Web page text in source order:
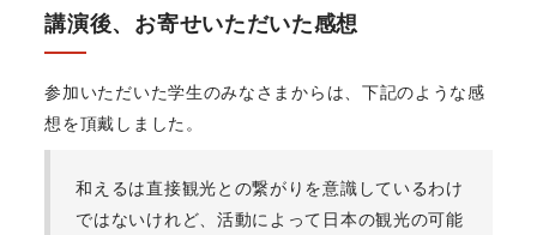
講演後、お寄せいただいた感想
参加いただいた学生のみなさまからは、下記のような感
想を頂戴しました。
和えるは直接観光との繋がりを意識しているわけ
ではないけれど、活動によって日本の観光の可能